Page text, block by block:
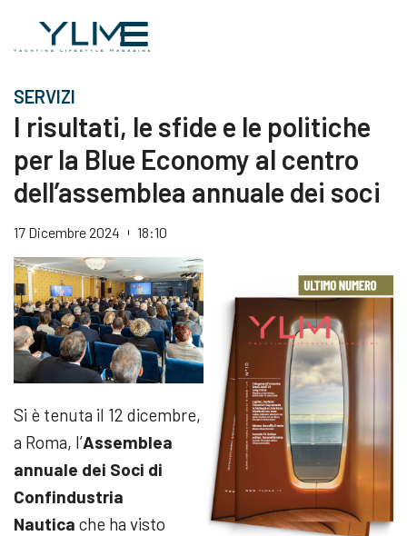
SERVIZI
I risultati, le sfide e le politiche
per la Blue Economy al centro
dell’assemblea annuale dei soci
17 Dicembre 2024 18:10
Si è tenuta il 12 dicembre,
a Roma, l’Assemblea
annuale dei Soci di
Confindustria
Nautica che ha visto